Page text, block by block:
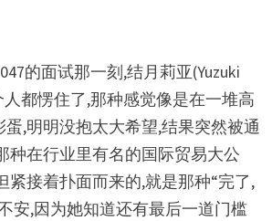
的面试那一刻,结月莉亚(Yuzuki
人都愣住了,那种感觉像是在一堆高
,明明没抱太大希望,结果突然被通
种在行业里有名的国际贸易大公
紧接着扑面而来的,就是那种“完了,
安,因为她知道还有最后一道门槛